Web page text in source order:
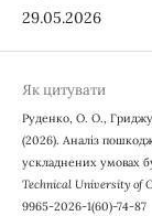
29.05.2026
Як цитувати
Руденко, О. О.,
(2026). Аналіз
ускладнених умовах
Technical University of
9965-2026-1(60)-74-87